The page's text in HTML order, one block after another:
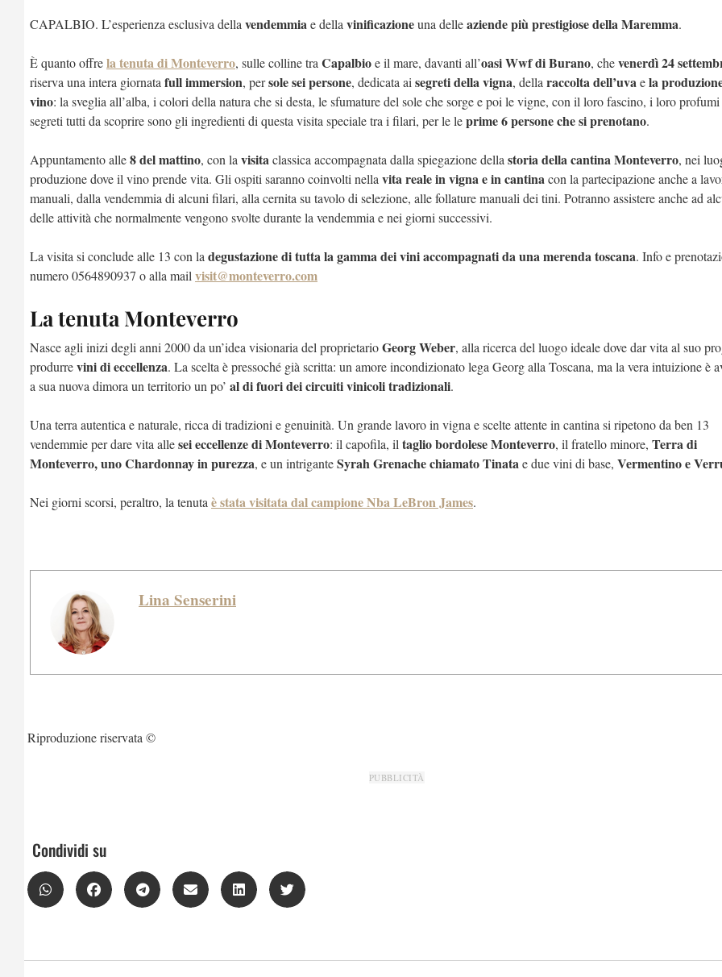
CAPALBIO. L’esperienza esclusiva della vendemmiae della vinificazioneuna delleaziende più prestigiose della Maremma.
È quanto offrela tenuta diMonteverro, sulle colline tra Capalbioe il mare, davanti all’oasi Wwf di Burano, chevenerdì 24
riserva una intera giornata full immersion, persole sei persone, dedicata ai segreti della vigna, della raccolta dell’uvaela
vino: la sveglia all’alba, i colori della natura che si desta, le sfumature del sole che sorge e poi le vigne, con il loro fascino, i loro
segreti tutti da scoprire sono gli ingredienti di questa visita speciale tra i filari, per le leprime 6 persone che si prenotano.
Appuntamento alle8 del mattino, con la visitaclassica accompagnata dalla spiegazione della storia della cantina Monteverro, nei
produzione dove il vino prende vita. Gli ospiti saranno coinvolti nella vita reale in vigna e in cantinacon la partecipazione anche a
manuali, dalla vendemmia di alcuni filari, alla cernita su tavolo di selezione, alle follature manuali dei tini. Potranno assistere anche ad
delle attività che normalmente vengono svolte durante la vendemmia e nei giorni successivi.
La visita si conclude alle 13 con la degustazione di tutta la gamma dei vini accompagnati da una merenda toscana. Info e
numero 0564890937 o alla mail visit@monteverro.com
La tenuta Monteverro
Nasce agli inizi degli anni 2000 da un’idea visionaria del proprietarioGeorg Weber, alla ricerca del luogo ideale dove dar vita al suo
produrrevini di eccellenza. La scelta è pressoché già scritta: un amore incondizionato lega Georg alla Toscana, ma la vera intuizione è
a sua nuova dimora un territorio un po’ al di fuori dei circuiti vinicoli tradizionali.
Una terra autentica e naturale, ricca di tradizioni e genuinità. Un grande lavoro in vigna e scelte attente in cantina si ripetono da ben 13
vendemmie per dare vita allesei eccellenze di Monteverro: il capofila, il taglio bordolese Monteverro, il fratello minore, Terra di
Monteverro, uno Chardonnay in purezza, e un intriganteSyrah Grenache chiamato Tinatae due vini di base, Vermentino e
Nei giorni scorsi, peraltro, la tenuta è stata visitata dal campione Nba LeBron James.
Lina Senserini
Riproduzione riservata ©
PUBBLICITÀ
Condividi su